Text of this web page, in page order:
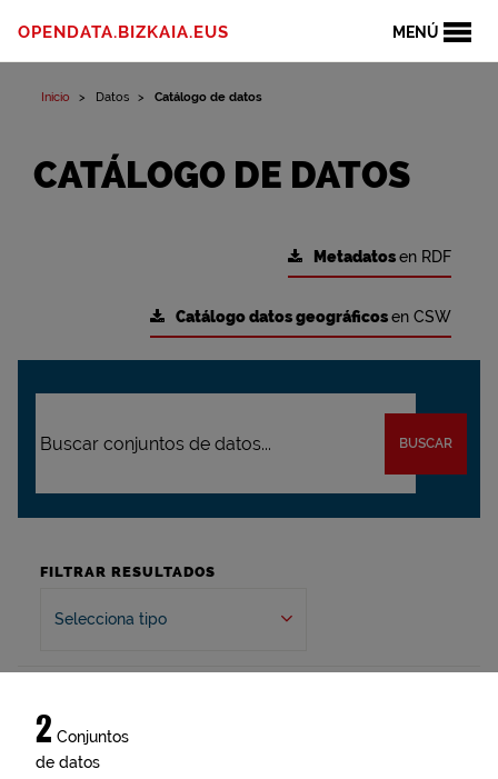
MENÚ
OPENDATA.BIZKAIA.EUS
Inicio Datos Catálogo de datos
CATÁLOGO DE DATOS
Metadatosen RDF
Catálogo datos geográficosen CSW
BUSCAR
FILTRAR RESULTADOS
Selecciona tipo
2 Conjuntos
de datos